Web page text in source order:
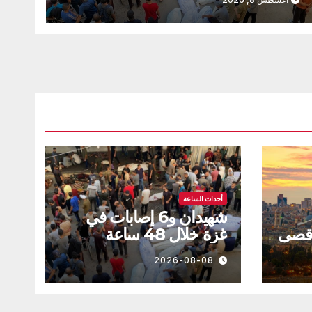
أحداث الساعة
شهيدان و6 إصابات في
غزة خلال 48 ساعة
2026-08-08